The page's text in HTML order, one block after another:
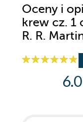
Oceny i
krew cz. 1
R. R.
6.0